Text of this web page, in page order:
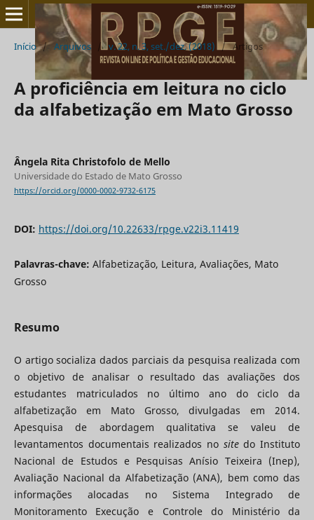
Início / Arquivos / v. 22, n. 3, set./dez. (2018) / Artigos
A proficiência em leitura no ciclo
da alfabetização em Mato Grosso
Ângela Rita Christofolo de Mello
Universidade do Estado de Mato Grosso
https://orcid.org/0000-0002-9732-6175
DOI: https://doi.org/10.22633/rpge.v22i3.11419
Palavras-chave: Alfabetização, Leitura, Avaliações, Mato
Grosso
Resumo
O artigo socializa dados parciais da pesquisa realizada com
o objetivo de analisar o resultado das avaliações dos
estudantes matriculados no último ano do ciclo da
alfabetização em Mato Grosso, divulgadas em 2014.
Apesquisa de abordagem qualitativa se valeu de
levantamentos documentais realizados no sitedo Instituto
Nacional de Estudos e Pesquisas Anísio Teixeira (Inep),
Avaliação Nacional da Alfabetização (ANA), bem como das
informações alocadas no Sistema Integrado de
Monitoramento Execução e Controle do Ministério da